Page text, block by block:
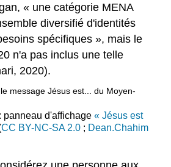
« une catégorie MENA
diversifié d'identités
spécifiques », mais le
n'a pas inclus une telle
2020).
: panneau d'affichage« Jésus est
CC BY-NC-SA 2.0; Dean.Chahim